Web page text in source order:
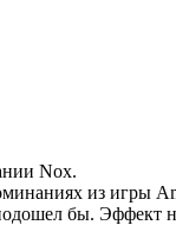
Nox.
из игры
бы. Эффект